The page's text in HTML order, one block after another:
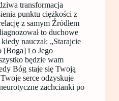
transformacja
punktu ciężkości z
z samym Źródłem
to duchowe
nauczał: „Starajcie
[Boga] i o Jego
będzie wam
Bóg staje się Twoją
serce odzyskuje
zachcianki po